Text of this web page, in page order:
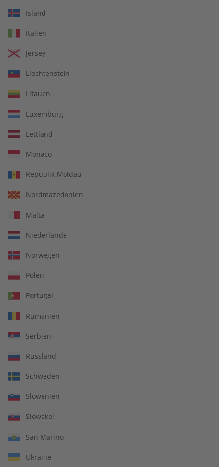
Kostenfreie Lieferung direkt zu Ihnen nach
Hause
14 Ausgaben pro Jahr
Jederzeit monatlich kündbar
Großer Sprachteil mit Grammatik- und Wortschatzübungen
Island
Italien
Jersey
Liechtenstein
Litauen
Luxemburg
Lettland
Monaco
Republik Moldau
Nordmazedonien
Malta
Niederlande
Norwegen
Polen
Portugal
Rumänien
Serbien
Russland
Schweden
Slowenien
Slowakei
San Marino
Ukraine